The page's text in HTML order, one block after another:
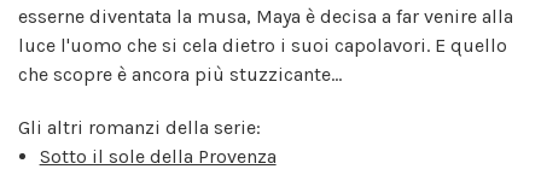
esserne diventata la musa, Maya è decisa a far venire alla
luce l'uomo che si cela dietro i suoi capolavori. E quello
che scopre è ancora più stuzzicante...
Gli altri romanzi della serie:
Sotto il sole della Provenza